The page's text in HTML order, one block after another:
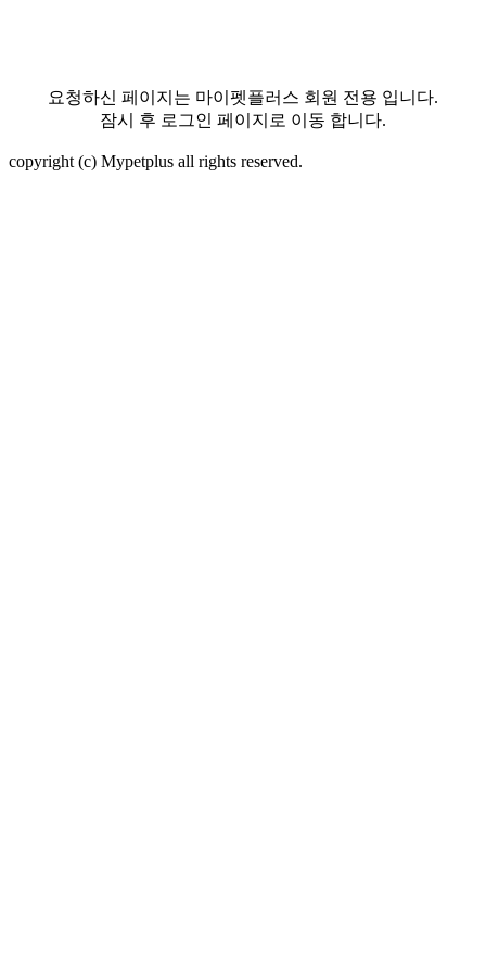
요청하신 페이지는 마이펫플러스 회원 전용 입니다.
잠시 후 로그인 페이지로 이동 합니다.
copyright (c) Mypetplus all rights reserved.